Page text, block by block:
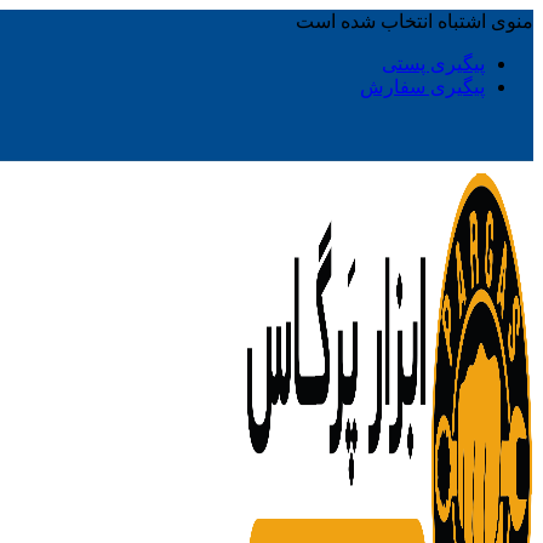
منوی اشتباه انتخاب شده است
پیگیری پستی
پیگیری سفارش